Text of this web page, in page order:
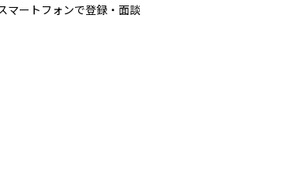
マートフォンで登録・面談